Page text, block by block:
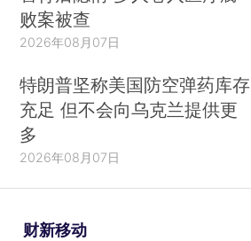
败案被查
2026年08月07日
特朗普坚称美国防空弹药库存
充足 但不会向乌克兰提供更
多
2026年08月07日
财新移动